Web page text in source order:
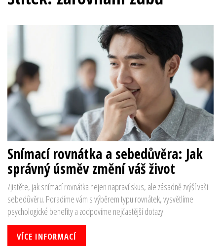
Snímací rovnátka a sebedůvěra: Jak
správný úsměv změní váš život
Zjistěte, jak snímací rovnátka nejen napraví skus, ale zásadně zvýší vaši
sebedůvěru. Poradíme vám s výběrem typu rovnátek, vysvětlíme
psychologické benefity a zodpovíme nejčastější dotazy.
VÍCE INFORMACÍ